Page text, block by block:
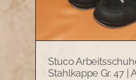
Stuco
Stahlkappe Gr. 47 |